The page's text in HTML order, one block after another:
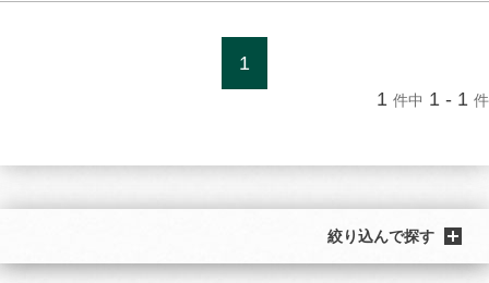
1
1 件中 1 - 1 件
絞り込んで探す